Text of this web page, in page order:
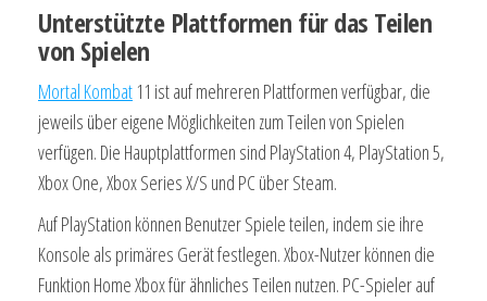
Unterstützte Plattformen für das Teilen
von Spielen
Mortal Kombat 11 ist auf mehreren Plattformen verfügbar, die
jeweils über eigene Möglichkeiten zum Teilen von Spielen
verfügen. Die Hauptplattformen sind PlayStation 4, PlayStation 5,
Xbox One, Xbox Series X/S und PC über Steam.
Auf PlayStation können Benutzer Spiele teilen, indem sie ihre
Konsole als primäres Gerät festlegen. Xbox-Nutzer können die
Funktion Home Xbox für ähnliches Teilen nutzen. PC-Spieler auf